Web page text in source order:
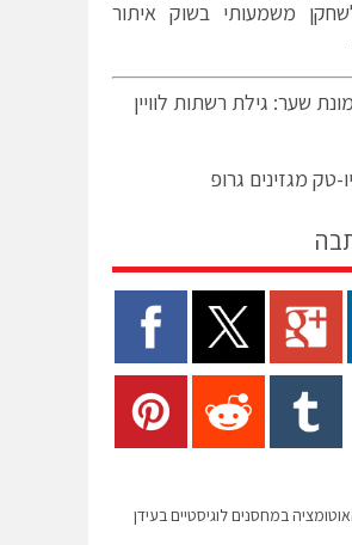
משמעותי בשוק איתור
שער: גילת רשתות לוויין
טק מגזינים גרופ
במחסנים לוגיסטיים בעידן